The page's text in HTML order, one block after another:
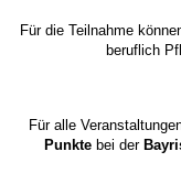
Für die Teilnahme
beruflich
Für alle
Punkte bei der